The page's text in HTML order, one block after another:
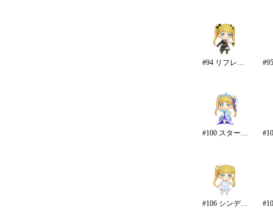
#94 リフレイン・ファンタジア
#100 スターライト・エタニティ
#106 シンデレラ・エタニティ